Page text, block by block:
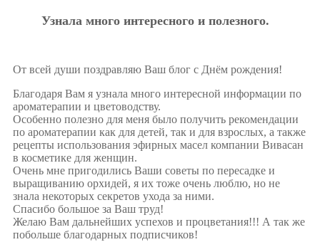
Узнала много интересного и полезного.
От всей души поздравляю Ваш блог с Днём рождения!
Благодаря Вам я узнала много интересной информации по
ароматерапии и цветоводству.
Особенно полезно для меня было получить рекомендации
по ароматерапии как для детей, так и для взрослых, а также
рецепты использования эфирных масел компании Вивасан
в косметике для женщин.
Очень мне пригодились Ваши советы по пересадке и
выращиванию орхидей, я их тоже очень люблю, но не
знала некоторых секретов ухода за ними.
Спасибо большое за Ваш труд!
Желаю Вам дальнейших успехов и процветания!!! А так же
побольше благодарных подписчиков!